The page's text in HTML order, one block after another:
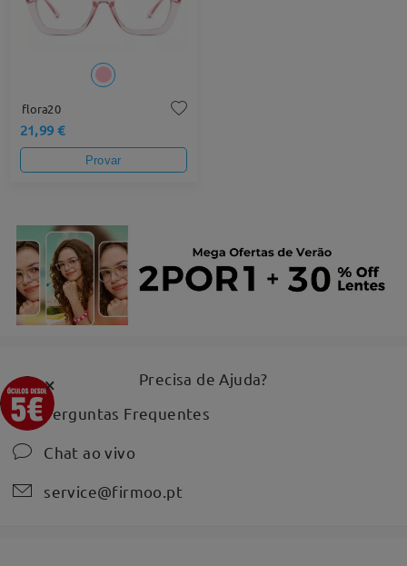
flora20
21,99 €
Provar
Precisa de Ajuda?
Perguntas Frequentes
Chat ao vivo
service@firmoo.pt
×